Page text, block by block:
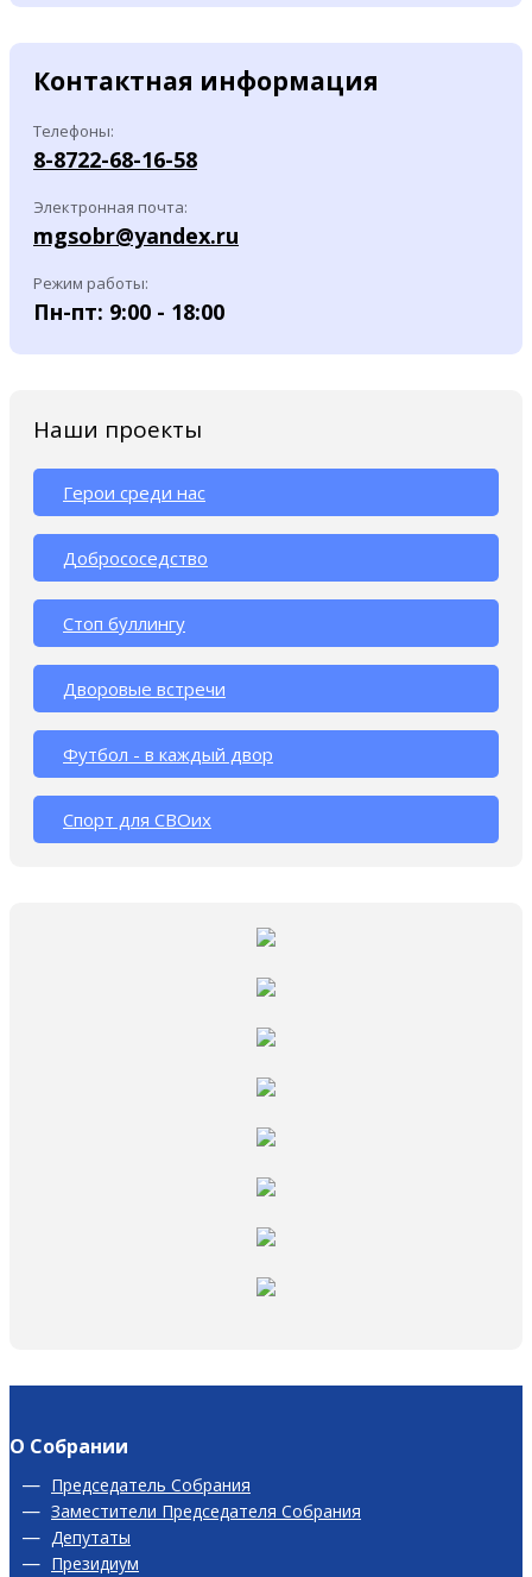
Контактная информация
Телефоны:
8-8722-68-16-58
Электронная почта:
mgsobr@yandex.ru
Режим работы:
Пн-пт: 9:00 - 18:00
Наши проекты
Герои среди нас
Добрососедство
Стоп буллингу
Дворовые встречи
Футбол - в каждый двор
Спорт для СВОих
О Собрании
Председатель Собрания
Заместители Председателя Собрания
Депутаты
Президиум